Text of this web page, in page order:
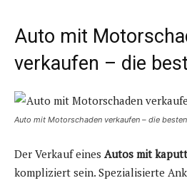
Auto mit
verkaufen – die
Auto mit Motorschaden verkaufen – die
Der Verkauf eines Autos mit
kompliziert sein. Spezialisierte